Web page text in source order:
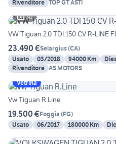
Rivenditore TOP GT ASTI
30
VW Tiguan 2.0 TDI 150 CV R-LINE
23.490 €Selargius(CA)
Usato
03/2018 94000 Km
Rivenditore AS MOTORS
Vetrina
Vw Tiguan R.Line
19.500 €Foggia (FG)
Usato
06/2017 180000 Km